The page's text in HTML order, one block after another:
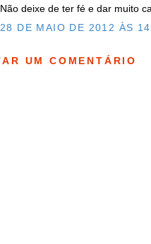
Não deixe de ter fé e dar muito
28 DE MAIO DE 2012 ÀS
UM COMENTÁRIO